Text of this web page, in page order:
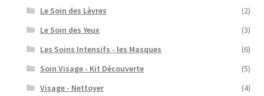
Le Soin des Lèvres
(2)
Le Soin des Yeux
(3)
Les Soins Intensifs - les Masques
(6)
Soin Visage - Kit Découverte
(5)
Visage - Nettoyer
(4)